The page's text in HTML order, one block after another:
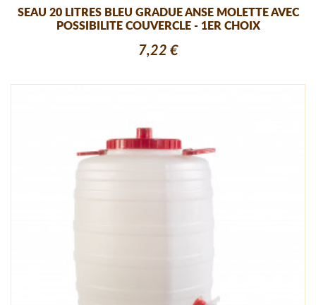
SEAU 20 LITRES BLEU GRADUE ANSE MOLETTE AVEC
POSSIBILITE COUVERCLE - 1ER CHOIX
7,22 €